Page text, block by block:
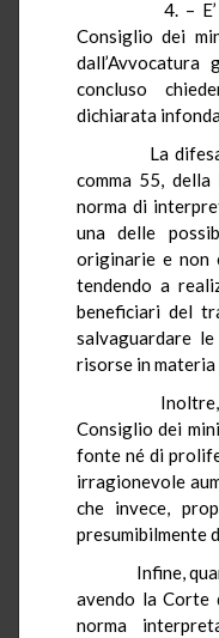
4. – E’
Consiglio dei
concluso
dichiarata
La difesa
comma 55,
norma di
una delle
originarie e non
tendendo a
beneficiari del
salvaguardare
risorse in
Inoltre, ad
Consiglio dei
fonte né di
irragionevole
che invece,
presumibilmente
Infine,
avendo la Corte
norma